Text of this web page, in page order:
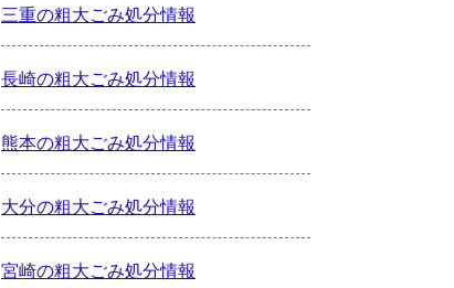
三重の粗大ごみ処分情報
長崎の粗大ごみ処分情報
熊本の粗大ごみ処分情報
大分の粗大ごみ処分情報
宮崎の粗大ごみ処分情報